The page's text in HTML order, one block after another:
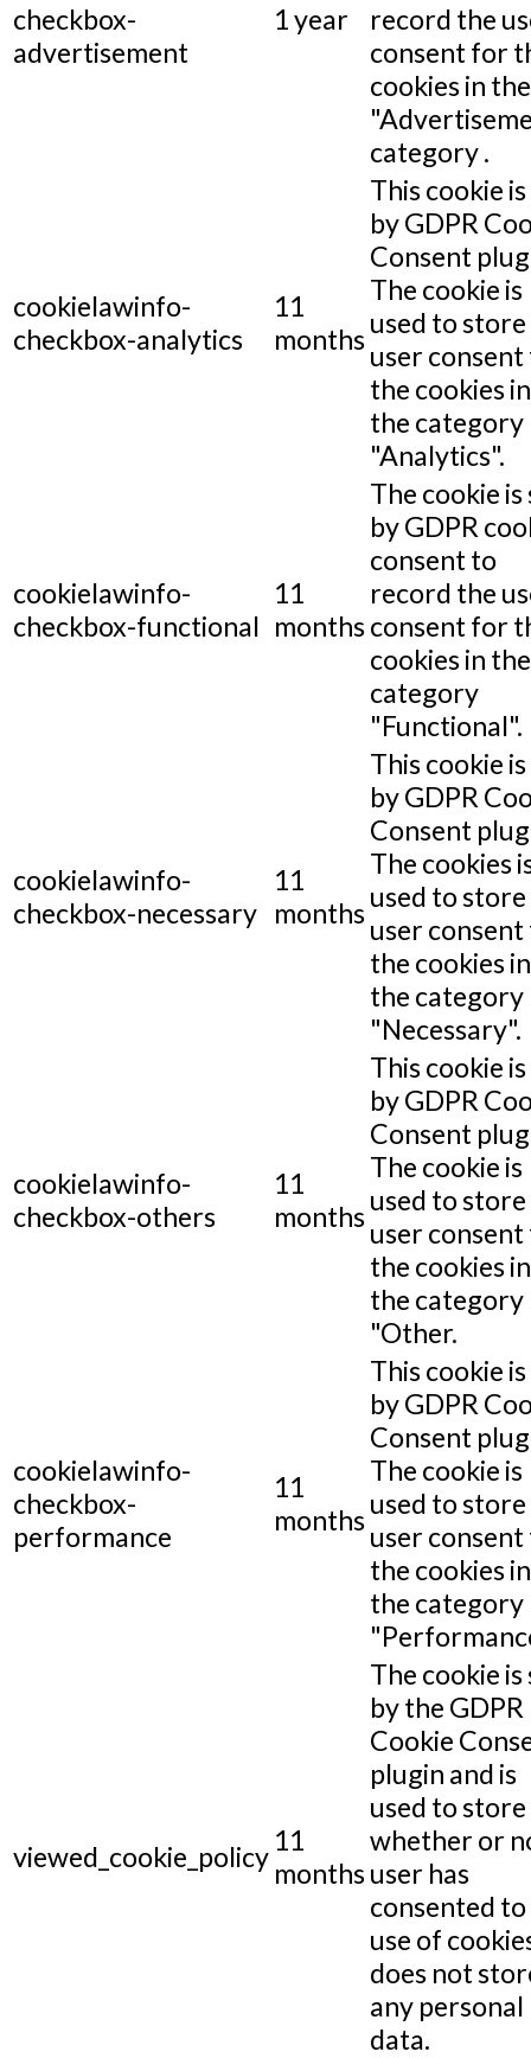
checkbox-
advertisement
1 year
record the
consent for
cookies in the
category .
cookielawinfo-
checkbox-analytics
11
months
This cookie
by GDPR
Consent
The cookie is
used to
user
the cookies in
the category
"Analytics".
cookielawinfo-
checkbox-functional
11
months
The cookie is
by GDPR
consent to
record the
consent for
cookies in the
category
"Functional".
cookielawinfo-
checkbox-necessary
11
months
This cookie
by GDPR
Consent
The cookies
used to
user
the cookies in
the category
"Necessary".
cookielawinfo-
checkbox-others
11
months
This cookie
by GDPR
Consent
The cookie is
used to
user
the cookies in
the category
"Other.
cookielawinfo-
checkbox-
performance
11
months
This cookie
by GDPR
Consent
The cookie is
used to
user
the cookies in
the category
viewed_cookie_policy 11
months
The cookie is
by the GDPR
Cookie
plugin and is
used to store
whether or
user has
consented
use of
does not
any personal
data.